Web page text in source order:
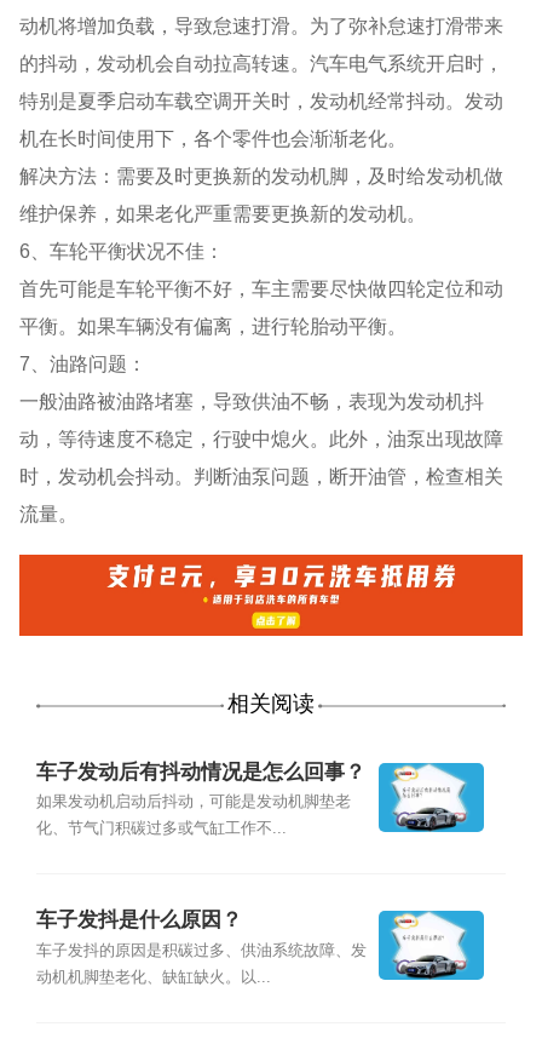
动机将增加负载，导致怠速打滑。为了弥补怠速打滑带来
的抖动，发动机会自动拉高转速。汽车电气系统开启时，
特别是夏季启动车载空调开关时，发动机经常抖动。发动
机在长时间使用下，各个零件也会渐渐老化。
解决方法：需要及时更换新的发动机脚，及时给发动机做
维护保养，如果老化严重需要更换新的发动机。
6、车轮平衡状况不佳：
首先可能是车轮平衡不好，车主需要尽快做四轮定位和动
平衡。如果车辆没有偏离，进行轮胎动平衡。
7、油路问题：
一般油路被油路堵塞，导致供油不畅，表现为发动机抖
动，等待速度不稳定，行驶中熄火。此外，油泵出现故障
时，发动机会抖动。判断油泵问题，断开油管，检查相关
流量。
相关阅读
车子发动后有抖动情况是怎么回事？
如果发动机启动后抖动，可能是发动机脚垫老
化、节气门积碳过多或气缸工作不...
车子发抖是什么原因？
车子发抖的原因是积碳过多、供油系统故障、发
动机机脚垫老化、缺缸缺火。以...